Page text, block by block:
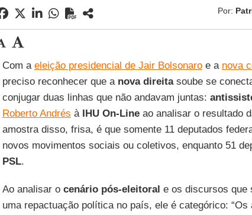
Por:
Com a eleição presidencial de Jair Bolsonaroe a nova
preciso reconhecer que a nova direitasoube se
conjugar duas linhas que não andavam juntas:
Roberto Andrés àIHU On-Lineao analisar o resultado
amostra disso, frisa, é que somente 11 deputados
novos movimentos sociais ou coletivos, enquanto 51
PSL.
Ao analisar o cenário pós-eleitoral e os discursos que
uma repactuação política no país, ele é categórico: